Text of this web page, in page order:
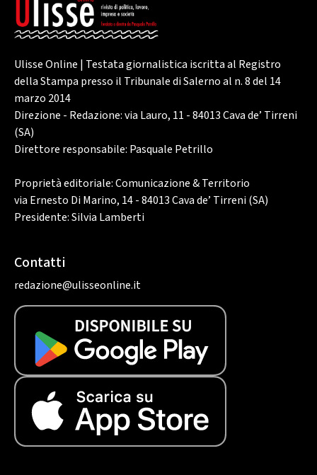
Ulisse Online | Testata giornalistica iscritta al Registro
della Stampa presso il Tribunale di Salerno al n. 8 del 14
marzo 2014
Direzione - Redazione: via Lauro, 11 - 84013 Cava de’ Tirreni
(SA)
Direttore responsabile: Pasquale Petrillo
Proprietà editoriale: Comunicazione & Territorio
via Ernesto Di Marino, 14 - 84013 Cava de’ Tirreni (SA)
Presidente: Silvia Lamberti
Contatti
redazione@ulisseonline.it